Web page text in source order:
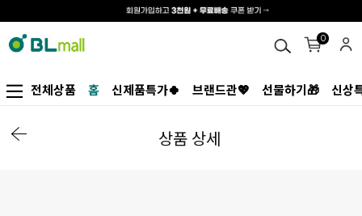
0
전체상품 홈 신제품특가🍀 브랜드관💖 선물하기🎁 신상
상품 상세